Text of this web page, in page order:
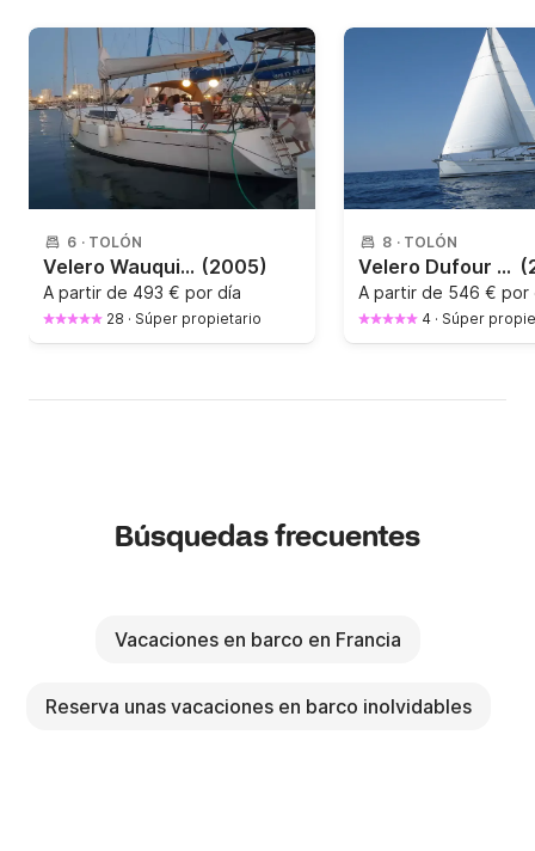
6 · TOLÓN
Velero Wauquiez Centurion 40s 12.3m (2005)
A partir de 493 € por día
28 · Súper propietario
8 · TOLÓN
Velero Dufour Dufour 425 12.9m
A partir de 546 € por
4 · Súper
Búsquedas frecuentes
Vacaciones en barco en Francia
Reserva unas vacaciones en barco inolvidables